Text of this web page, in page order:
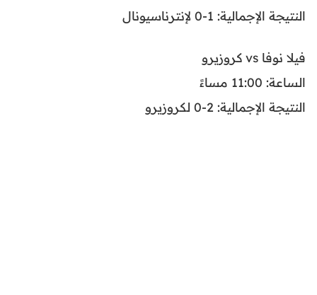
النتيجة الإجمالية: 1-0 لإنترناسيونال
فيلا نوفا vs كروزيرو
الساعة: 11:00 مساءً
النتيجة الإجمالية: 2-0 لكروزيرو